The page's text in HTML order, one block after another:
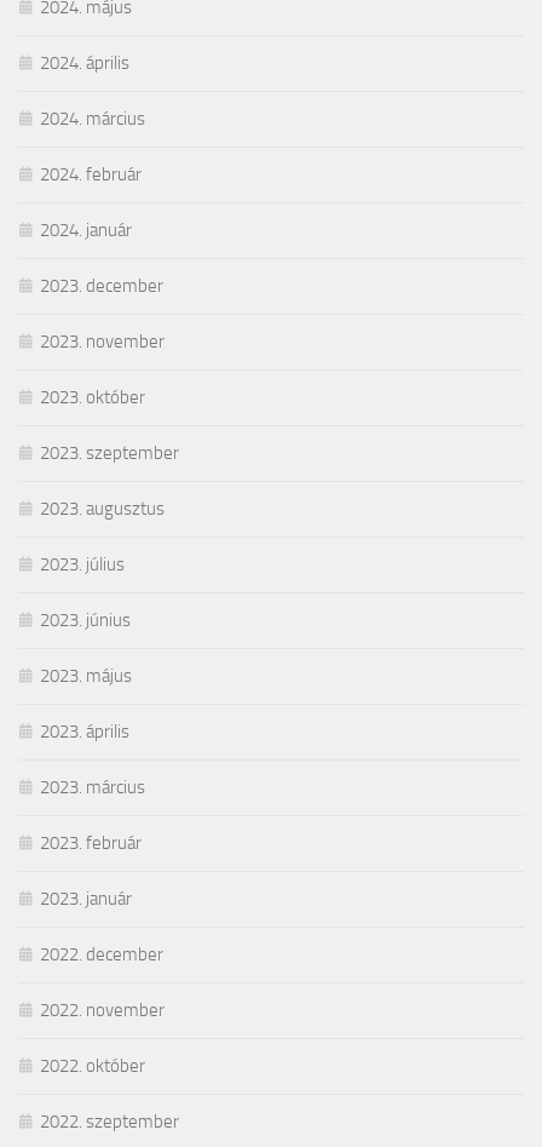
2024. május
2024. április
2024. március
2024. február
2024. január
2023. december
2023. november
2023. október
2023. szeptember
2023. augusztus
2023. július
2023. június
2023. május
2023. április
2023. március
2023. február
2023. január
2022. december
2022. november
2022. október
2022. szeptember